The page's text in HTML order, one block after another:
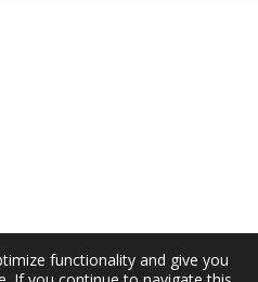
functionality and give you